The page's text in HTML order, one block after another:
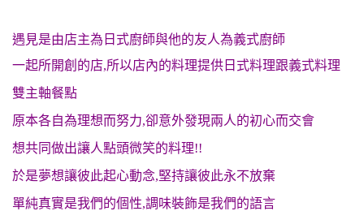
遇見是由店主為日式廚師與他的友人為義式廚師
一起所開創的店,所以店內的料理提供日式料理跟義式料理
雙主軸餐點
原本各自為理想而努力,卻意外發現兩人的初心而交會
想共同做出讓人點頭微笑的料理!!
於是夢想讓彼此起心動念,堅持讓彼此永不放棄
單純真實是我們的個性,調味裝飾是我們的語言